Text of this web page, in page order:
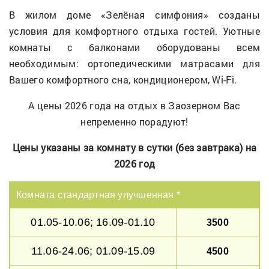
В жилом доме «Зелёная симфония» созданы
условия для комфортного отдыха гостей. Уютные
комнаты с балконами оборудованы всем
необходимым: ортопедическими матрасами для
Вашего комфортного сна, кондиционером, Wi-Fi.
А цены 2026 года на отдых в Заозерном Вас
непременно порадуют!
Цены указаны за комнату в сутки (без завтрака) на
2026 год
Комната стандартная улучшенная *
01.05-10.06; 16.09-01.10 3500
11.06-24.06; 01.09-15.09 4500